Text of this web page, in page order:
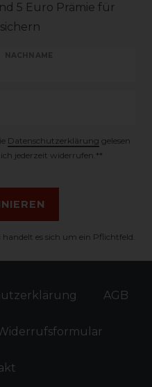
5 Euro Prämie für
NACHNAME
Daten­schutz­erklärung gelesen
jederzeit widerrufen.**
handelt es sich um ein Pflichtfeld.
AGB